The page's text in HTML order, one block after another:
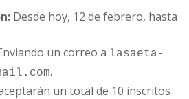
Desde hoy, 12 de febrero, hasta
un correo a lasaeta-
.
un total de 10 inscritos